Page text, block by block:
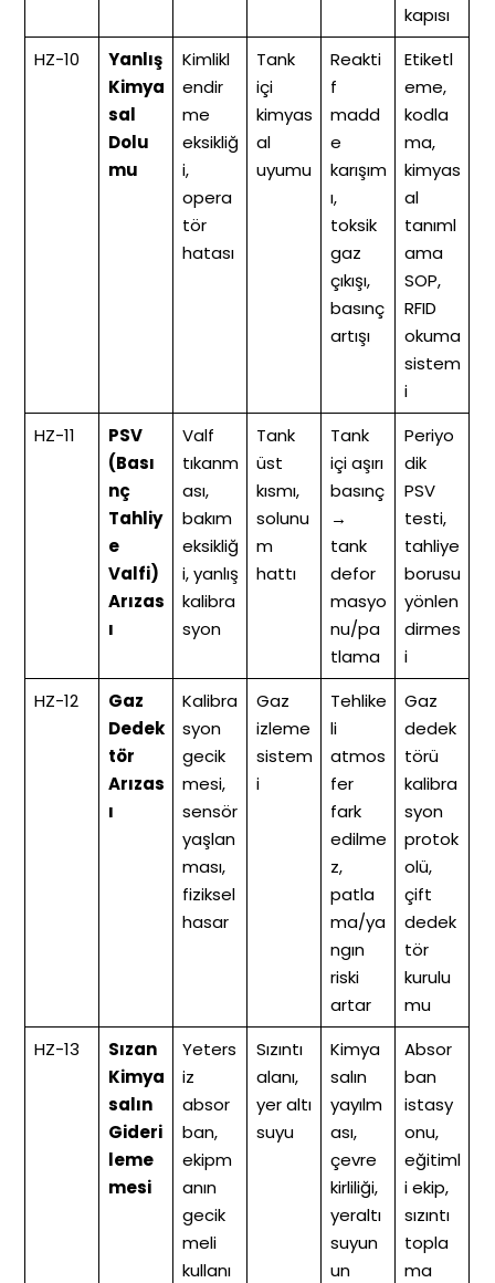
kapısı
HZ-10
Yanlış
Kimya
sal
Dolu
mu
Kimlikl
endir
me
eksikliğ
i,
opera
tör
hatası
Tank
içi
kimyas
al
uyumu
Reakti
f
madd
e
karışım
ı,
toksik
gaz
çıkışı,
basınç
artışı
Etiketl
eme,
kodla
ma,
kimyas
al
tanıml
ama
SOP,
RFID
okuma
sistem
i
HZ-11
PSV
(Bası
nç
Tahliy
e
Valfi)
Arızas
ı
Valf
tıkanm
ası,
bakım
eksikliğ
i, yanlış
kalibra
syon
Tank
üst
kısmı,
solunu
m
hattı
Tank
içi aşırı
basınç
→
tank
defor
masyo
nu/pa
tlama
Periyo
dik
PSV
testi,
tahliye
borusu
yönlen
dirmes
i
HZ-12
Gaz
Dedek
tör
Arızas
ı
Kalibra
syon
gecik
mesi,
sensör
yaşlan
ması,
fiziksel
hasar
Gaz
izleme
sistem
i
Tehlike
li
atmos
fer
fark
edilme
z,
patla
ma/ya
ngın
riski
artar
Gaz
dedek
törü
kalibra
syon
protok
olü,
çift
dedek
tör
kurulu
mu
HZ-13
Sızan
Kimya
salın
Gideri
leme
mesi
Yeters
iz
absor
ban,
ekipm
anın
gecik
meli
kullanı
Sızıntı
alanı,
yer altı
suyu
Kimya
salın
yayılm
ası,
çevre
kirliliği,
yeraltı
suyun
un
Absor
ban
istasy
onu,
eğitiml
i ekip,
sızıntı
topla
ma